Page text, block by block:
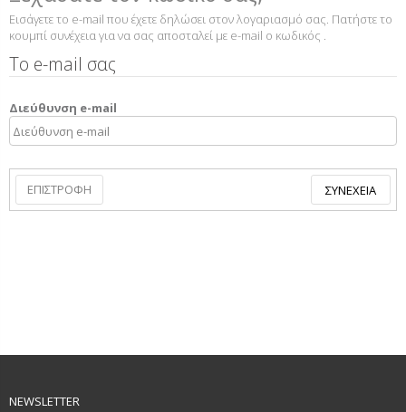
Εισάγετε το e-mail που έχετε δηλώσει στον λογαριασμό σας. Πατήστε το
κουμπί συνέχεια για να σας αποσταλεί με e-mail ο κωδικός .
Το e-mail σας
Διεύθυνση e-mail
ΕΠΙΣΤΡΟΦΉ
NEWSLETTER